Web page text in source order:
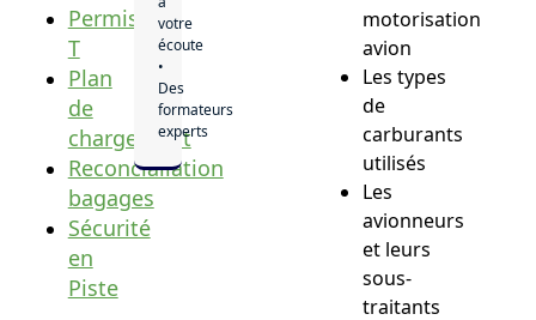
Permis
T
Plan
de
chargement
Reconcialiation
bagages
Sécurité
en
Piste
votre
écoute
•
Des
formateurs
experts
motorisation
avion
Les types
de
carburants
utilisés
Les
avionneurs
et leurs
sous-
traitants